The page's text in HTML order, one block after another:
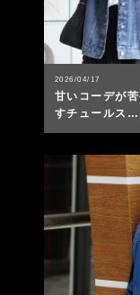
2026/04/17
甘いコーデが
すチュールス…